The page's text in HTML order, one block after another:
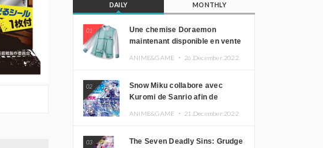
DAILY MONTHLY
01
Une chemise Doraemon
maintenant disponible en vente
ANIME&GAME ・ 26.December.2022
02
Snow Miku collabore avec
Kuromi de Sanrio afin de
ANIME&GAME ・ 21.December.2022
03
The Seven Deadly Sins: Grudge